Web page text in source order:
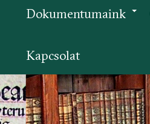
Dokumentumaink
Kapcsolat